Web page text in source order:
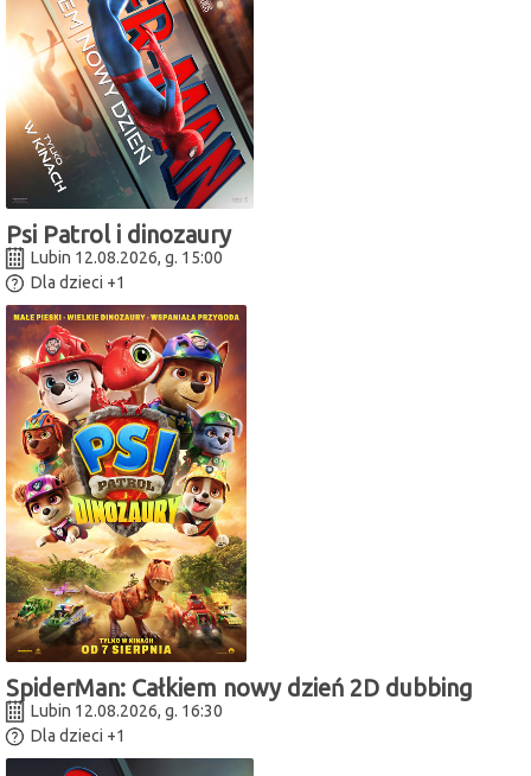
Psi Patrol i dinozaury
Lubin 12.08.2026, g. 15:00
Dla dzieci +1
SpiderMan: Całkiem nowy dzień 2D dubbing
Lubin 12.08.2026, g. 16:30
Dla dzieci +1